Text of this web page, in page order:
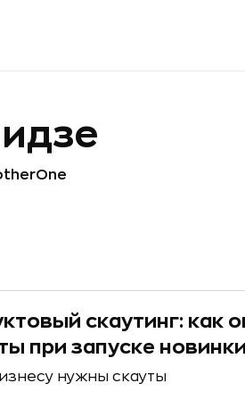
скаутинг: как
при запуске новинки
нужны скауты